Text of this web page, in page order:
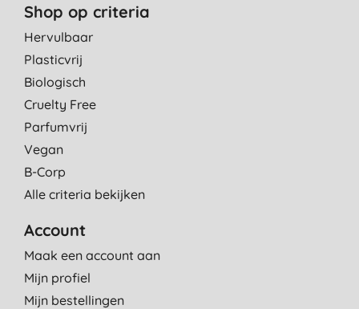
Shop op criteria
Hervulbaar
Plasticvrij
Biologisch
Cruelty Free
Parfumvrij
Vegan
B-Corp
Alle criteria bekijken
Account
Maak een account aan
Mijn profiel
Mijn bestellingen